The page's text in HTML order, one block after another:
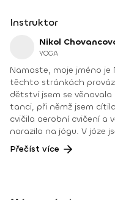
Instruktor
Nikol
YOGA
Namaste, moje jméno je Nikol a mám radost, že tě můžu na
těchto stránkách
dětství jsem se
tanci, při němž jsem
cvičila aerobní cvičení a
narazila na jógu. V józe jsem našla všechno: radost z
pohybu, uvolnění těla a
na hlubší otázky. Józe se aktivně věnuji od roku 2008.
Přečíst více